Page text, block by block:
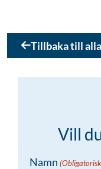
Tillbaka till
Vill
Namn